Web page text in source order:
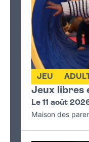
Jeux libres
JEU
Le 11 août
Maison des